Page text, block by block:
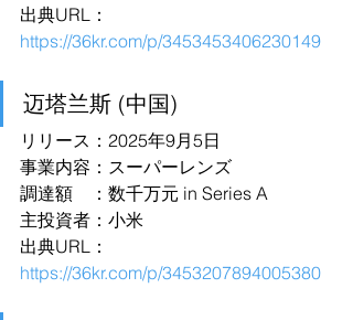
出典URL：
https://36kr.com/p/3453453406230149
迈塔兰斯 (中国)
リリース：2025年9月5日
事業内容：スーパーレンズ
調達額　：数千万元 in Series A
主投資者：小米
出典URL：
https://36kr.com/p/3453207894005380